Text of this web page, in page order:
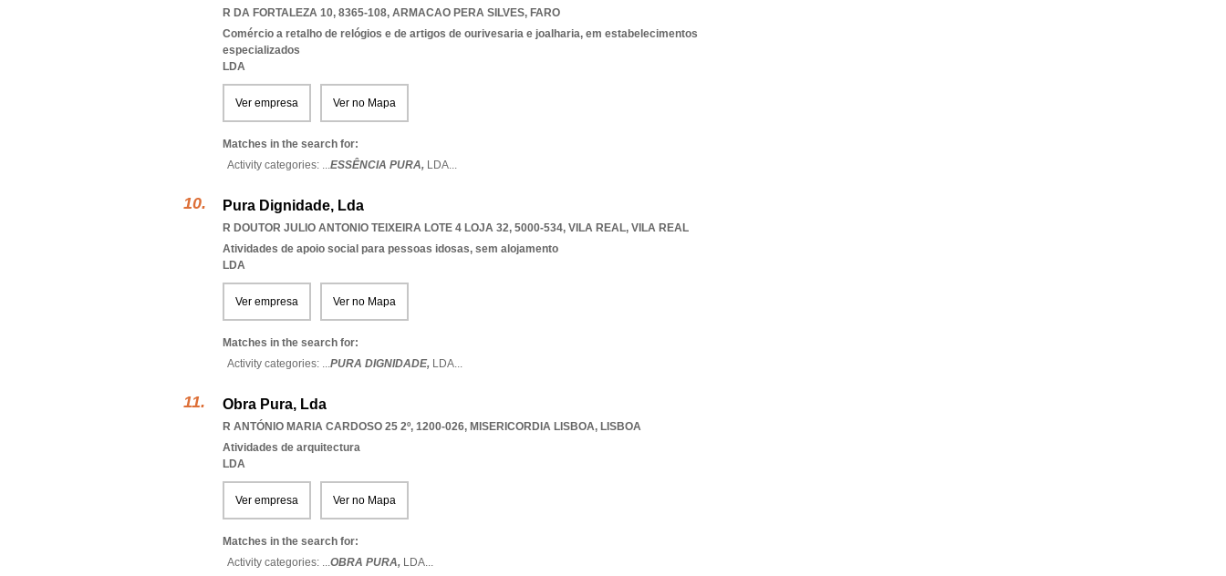
R DA FORTALEZA 10, 8365-108, ARMACAO PERA SILVES, FARO
Comércio a retalho de relógios e de artigos de ourivesaria e joalharia, em estabelecimentos
especializados
LDA
Ver empresa Ver no Mapa
Matches in the search for:
Activity categories: ...ESSÊNCIA PURA, LDA...
Pura Dignidade, Lda
R DOUTOR JULIO ANTONIO TEIXEIRA LOTE 4 LOJA 32, 5000-534, VILA REAL, VILA REAL
Atividades de apoio social para pessoas idosas, sem alojamento
LDA
Ver empresa Ver no Mapa
Matches in the search for:
Activity categories: ...PURA DIGNIDADE, LDA...
Obra Pura, Lda
R ANTÓNIO MARIA CARDOSO 25 2º, 1200-026, MISERICORDIA LISBOA, LISBOA
Atividades de arquitectura
LDA
Ver empresa Ver no Mapa
Matches in the search for:
Activity categories: ...OBRA PURA, LDA...